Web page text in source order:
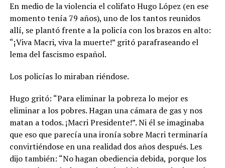
En medio de la violencia el colifato Hugo López (en ese
momento tenía 79 años), uno de los tantos reunidos
allí, se plantó frente a la policía con los brazos en alto:
“¡Viva Macri, viva la muerte!” gritó parafraseando el
lema del fascismo español.
Los policías lo miraban riéndose.
Hugo gritó: “Para eliminar la pobreza lo mejor es
eliminar a los pobres. Hagan una cámara de gas y nos
matan a todos. ¡Macri Presidente!”. Ni él se imaginaba
que eso que parecía una ironía sobre Macri terminaría
convirtiéndose en una realidad dos años después. Les
dijo también: “No hagan obediencia debida, porque los